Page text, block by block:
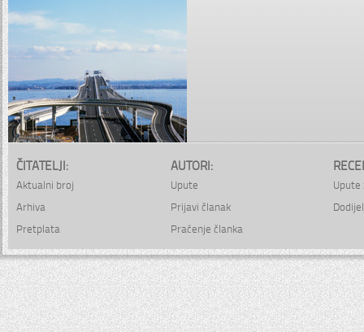
ČITATELJI:
Aktualni broj
Arhiva
Pretplata
AUTORI:
Upute
Prijavi članak
Praćenje članka
Upute